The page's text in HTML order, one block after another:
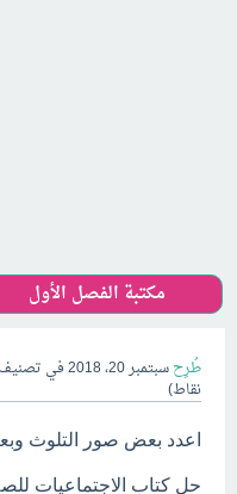
مكتبة الفصل الأول
طُرِحسبتمبر 20، 2018 في تصنيف
نقاط)
اعدد بعض صور التلوث
حل كتاب الاجتماعيات